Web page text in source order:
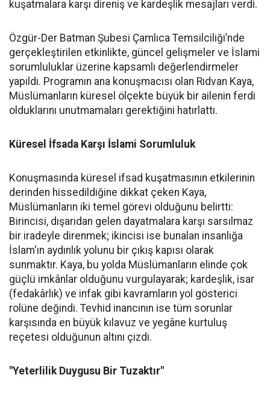
kuşatmalara karşı direniş ve kardeşlik mesajları verdi.
Özgür-Der Batman Şubesi Çamlıca Temsilciliği’nde
gerçekleştirilen etkinlikte, güncel gelişmeler ve İslami
sorumluluklar üzerine kapsamlı değerlendirmeler
yapıldı. Programın ana konuşmacısı olan Rıdvan Kaya,
Müslümanların küresel ölçekte büyük bir ailenin ferdi
olduklarını unutmamaları gerektiğini hatırlattı.
Küresel İfsada Karşı İslami Sorumluluk
Konuşmasında küresel ifsad kuşatmasının etkilerinin
derinden hissedildiğine dikkat çeken Kaya,
Müslümanların iki temel görevi olduğunu belirtti:
Birincisi, dışarıdan gelen dayatmalara karşı sarsılmaz
bir iradeyle direnmek; ikincisi ise bunalan insanlığa
İslam'ın aydınlık yolunu bir çıkış kapısı olarak
sunmaktır. Kaya, bu yolda Müslümanların elinde çok
güçlü imkânlar olduğunu vurgulayarak; kardeşlik, isar
(fedakârlık) ve infak gibi kavramların yol gösterici
rolüne değindi. Tevhid inancının ise tüm sorunlar
karşısında en büyük kılavuz ve yegâne kurtuluş
reçetesi olduğunun altını çizdi.
"Yeterlilik Duygusu Bir Tuzaktır"